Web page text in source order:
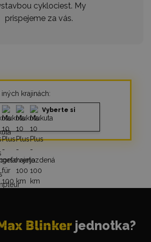
cyklociest. My
prispejeme za vás.
krajinách:
Vyberte si
Blinker jednotka?